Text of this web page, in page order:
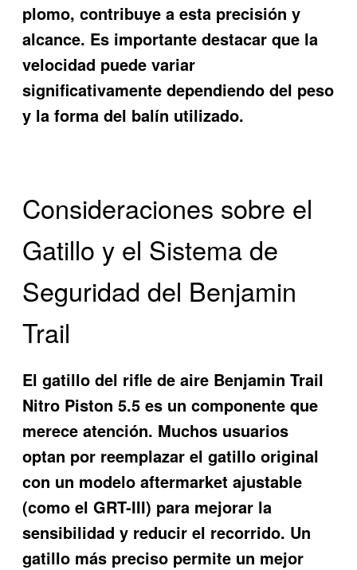
plomo, contribuye a esta precisión y
alcance. Es importante destacar que la
velocidad puede variar
significativamente dependiendo del peso
y la forma del balín utilizado.
Consideraciones sobre el
Gatillo y el Sistema de
Seguridad del Benjamin
Trail
El gatillo del rifle de aire Benjamin Trail
Nitro Piston 5.5 es un componente que
merece atención. Muchos usuarios
optan por reemplazar el gatillo original
con un modelo aftermarket ajustable
(como el GRT-III) para mejorar la
sensibilidad y reducir el recorrido. Un
gatillo más preciso permite un mejor